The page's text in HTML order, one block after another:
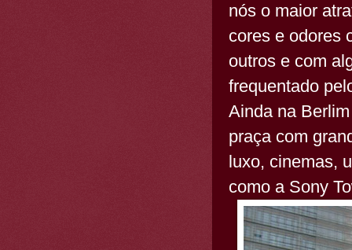
nós o maior
cores e odores
outros e com
frequentado
Ainda na
praça com
luxo, cinemas,
como a Sony